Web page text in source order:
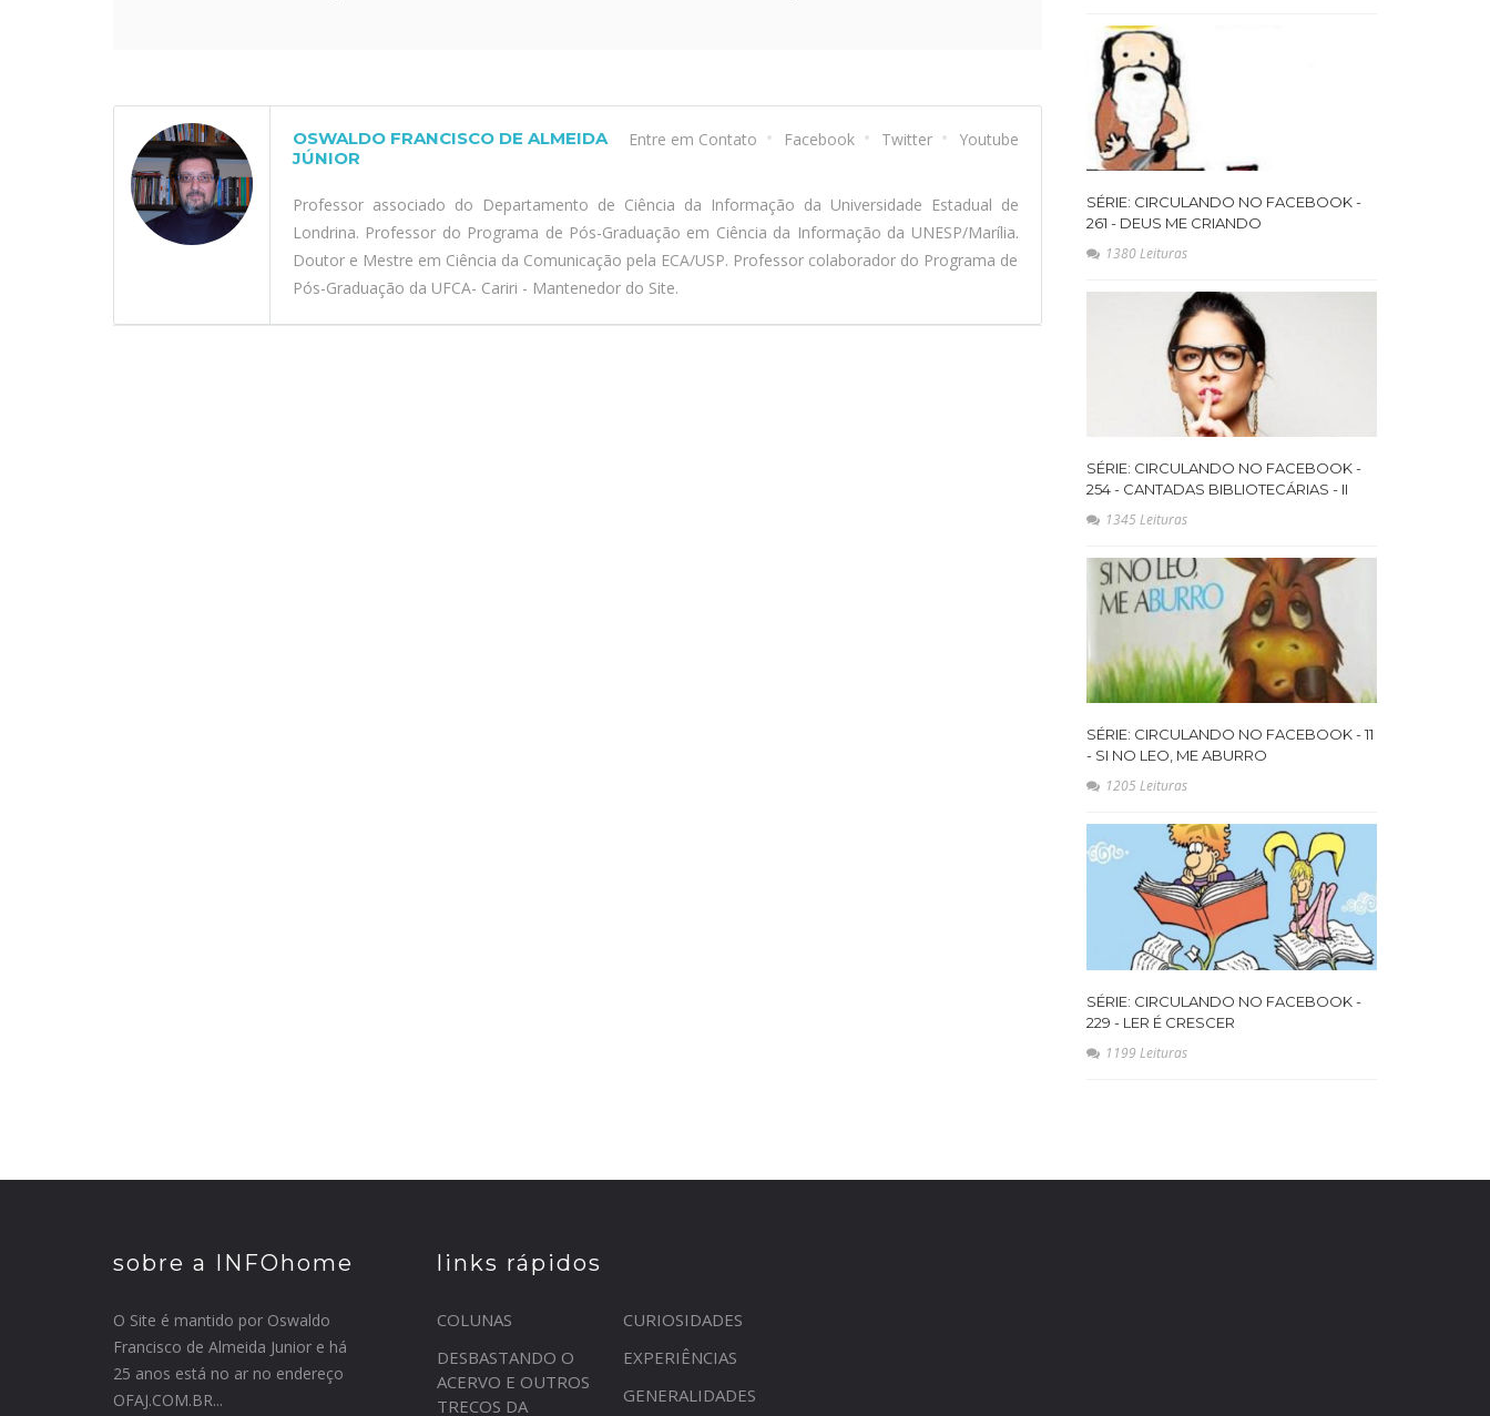
Entre em Contato Facebook Twitter Youtube
OSWALDO FRANCISCO DE ALMEIDA
JÚNIOR
Professor associado do Departamento de Ciência da Informação da Universidade Estadual de
Londrina. Professor do Programa de Pós-Graduação em Ciência da Informação da UNESP/Marília.
Doutor e Mestre em Ciência da Comunicação pela ECA/USP. Professor colaborador do Programa de
Pós-Graduação da UFCA- Cariri - Mantenedor do Site.
SÉRIE: CIRCULANDO NO FACEBOOK -
261 - DEUS ME CRIANDO
1380 Leituras
SÉRIE: CIRCULANDO NO FACEBOOK -
254 - CANTADAS BIBLIOTECÁRIAS - II
1345 Leituras
SÉRIE: CIRCULANDO NO FACEBOOK - 11
- SI NO LEO, ME ABURRO
1205 Leituras
SÉRIE: CIRCULANDO NO FACEBOOK -
229 - LER É CRESCER
1199 Leituras
sobre a INFOhome
O Site é mantido por Oswaldo
Francisco de Almeida Junior e há
25 anos está no ar no endereço
OFAJ.COM.BR...
links rápidos
COLUNAS
CURIOSIDADES
DESBASTANDO O
ACERVO E OUTROS
TRECOS DA
EXPERIÊNCIAS
GENERALIDADES